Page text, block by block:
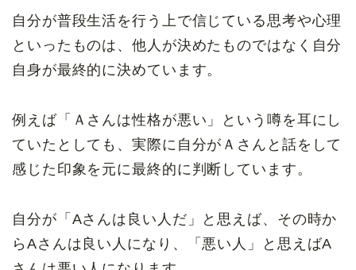
自分が普段生活を行う上で信じている思考や心理
といったものは、他人が決めたものではなく自分
自身が最終的に決めています。
例えば「Ａさんは性格が悪い」という噂を耳にし
ていたとしても、実際に自分がＡさんと話をして
感じた印象を元に最終的に判断しています。
自分が「Aさんは良い人だ」と思えば、その時か
らAさんは良い人になり、「悪い人」と思えばA